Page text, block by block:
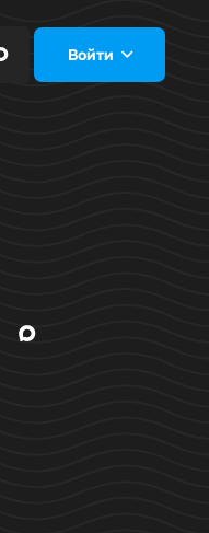
Войти